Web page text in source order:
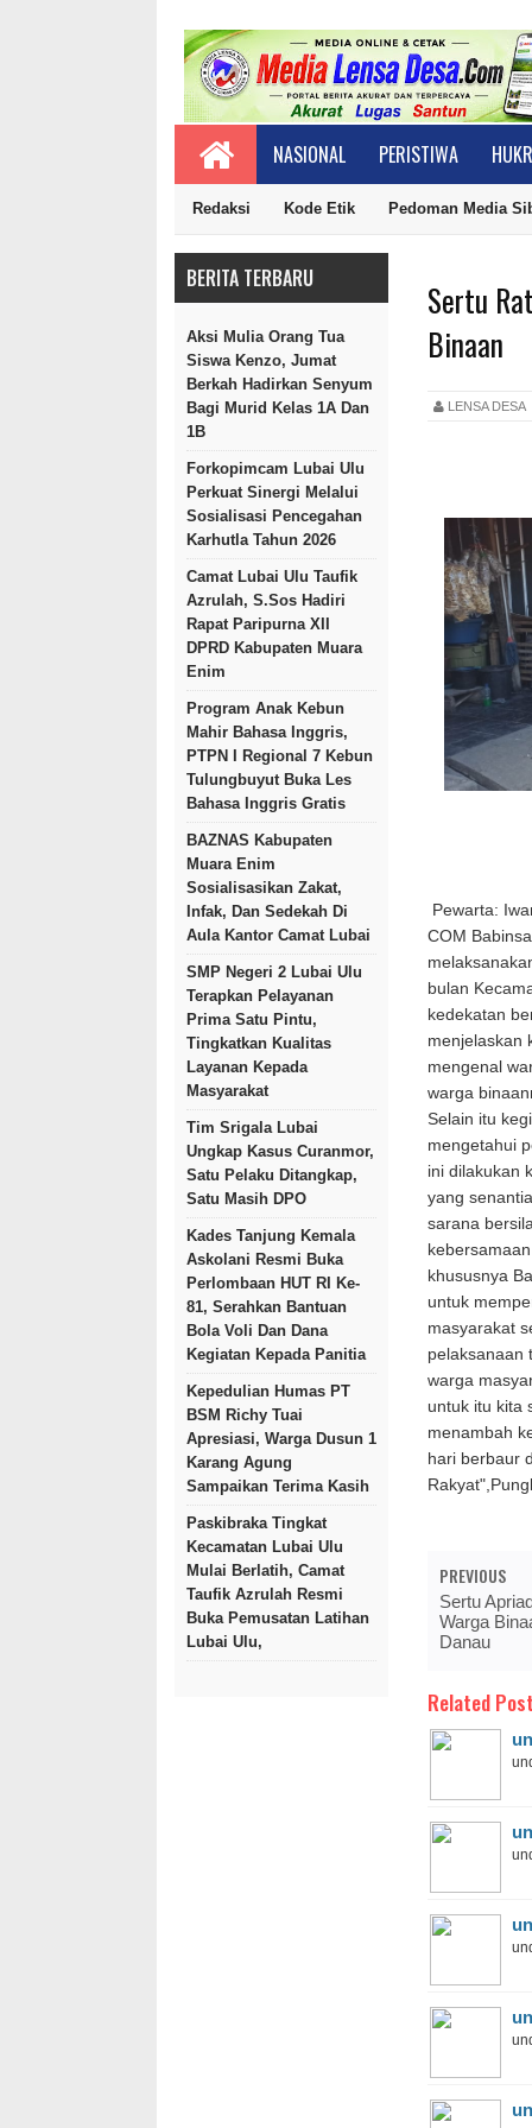
NASIONAL PERISTIWA
Redaksi Kode Etik Pedoman Media
BERITA TERBARU
Aksi Mulia Orang Tua
Siswa Kenzo, Jumat
Berkah Hadirkan Senyum
Bagi Murid Kelas 1A Dan
1B
Forkopimcam Lubai Ulu
Perkuat Sinergi Melalui
Sosialisasi Pencegahan
Karhutla Tahun 2026
Camat Lubai Ulu Taufik
Azrulah, S.Sos Hadiri
Rapat Paripurna XII
DPRD Kabupaten Muara
Enim
Program Anak Kebun
Mahir Bahasa Inggris,
PTPN I Regional 7 Kebun
Tulungbuyut Buka Les
Bahasa Inggris Gratis
BAZNAS Kabupaten
Muara Enim
Sosialisasikan Zakat,
Infak, Dan Sedekah Di
Aula Kantor Camat Lubai
SMP Negeri 2 Lubai Ulu
Terapkan Pelayanan
Prima Satu Pintu,
Tingkatkan Kualitas
Layanan Kepada
Masyarakat
Tim Srigala Lubai
Ungkap Kasus Curanmor,
Satu Pelaku Ditangkap,
Satu Masih DPO
Kades Tanjung Kemala
Askolani Resmi Buka
Perlombaan HUT RI Ke-
81, Serahkan Bantuan
Bola Voli Dan Dana
Kegiatan Kepada Panitia
Kepedulian Humas PT
BSM Richy Tuai
Apresiasi, Warga Dusun 1
Karang Agung
Sampaikan Terima Kasih
Paskibraka Tingkat
Kecamatan Lubai Ulu
Mulai Berlatih, Camat
Taufik Azrulah Resmi
Buka Pemusatan Latihan
Lubai Ulu,
Sertu
Binaan
LENSA
Pewarta:
COM
bulan
kedekatan
menjelaskan
mengenal
warga
Selain itu
mengetahui
ini dilakukan
yang
sarana
khususnya
untuk
masyarakat
pelaksanaan
warga
untuk itu kita
menambah
hari berbaur
PREVIOUS
Sertu
Warga
Danau
Related